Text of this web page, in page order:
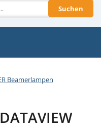
Suchen
Beamerlampen